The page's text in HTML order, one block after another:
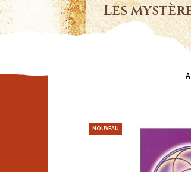
Les
NOUVEAU